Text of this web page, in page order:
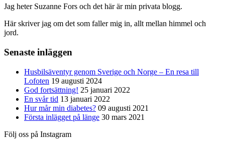
Jag heter Suzanne Fors och det här är min privata blogg.
Här skriver jag om det som faller mig in, allt mellan himmel och
jord.
Senaste inläggen
Husbilsäventyr genom Sverige och Norge – En resa till
Lofoten 19 augusti 2024
God fortsättning! 25 januari 2022
En svår tid 13 januari 2022
Hur mår min diabetes? 09 augusti 2021
Första inlägget på länge 30 mars 2021
Följ oss på Instagram